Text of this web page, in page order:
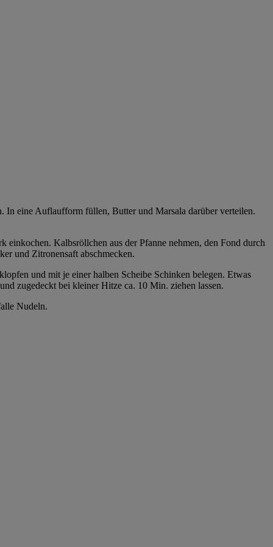
In eine Auflaufform füllen, Butter und Marsala darüber verteilen.
Kalbsröllchen aus der Pfanne nehmen, den Fond durch
und Zitronensaft abschmecken.
und mit je einer halben Scheibe Schinken belegen. Etwas
zugedeckt bei kleiner Hitze ca. 10 Min. ziehen lassen.
Nudeln.